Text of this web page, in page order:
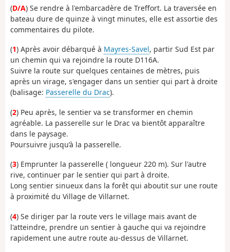
(D/A) Se rendre à l'embarcadère de Treffort. La traversée en
bateau dure de quinze à vingt minutes, elle est assortie des
commentaires du pilote.
(1) Après avoir débarqué à Mayres-Savel, partir Sud Est par
un chemin qui va rejoindre la route D116A.
Suivre la route sur quelques centaines de mètres, puis
après un virage, s'engager dans un sentier qui part à droite
(balisage: Passerelle du Drac).
(2) Peu après, le sentier va se transformer en chemin
agréable. La passerelle sur le Drac va bientôt apparaître
dans le paysage.
Poursuivre jusqu’à la passerelle.
(3) Emprunter la passerelle ( longueur 220 m). Sur l'autre
rive, continuer par le sentier qui part à droite.
Long sentier sinueux dans la forêt qui aboutit sur une route
à proximité du Village de Villarnet.
(4) Se diriger par la route vers le village mais avant de
l'atteindre, prendre un sentier à gauche qui va rejoindre
rapidement une autre route au-dessus de Villarnet.